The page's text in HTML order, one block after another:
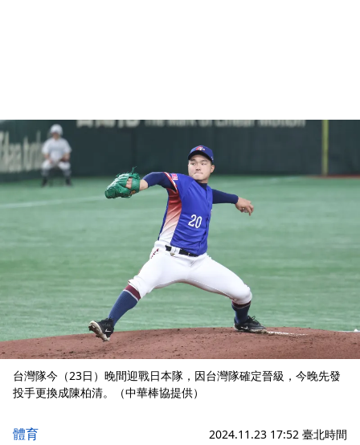
台灣隊今（23日）晚間迎戰日本隊，因台灣隊確定晉級，今晚先發
投手更換成陳柏清。（中華棒協提供）
體育 2024.11.23 17:52 臺北時間